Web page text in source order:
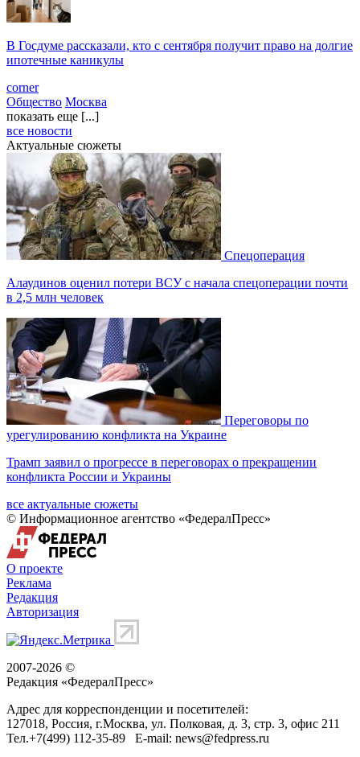
В Госдуме рассказали, кто с сентября получит право на долгие
ипотечные каникулы
corner
Общество Москва
показать еще [...]
все новости
Актуальные сюжеты
Спецоперация
Алаудинов оценил потери ВСУ с начала спецоперации почти
в 2,5 млн человек
Переговоры по
урегулированию конфликта на Украине
Трамп заявил о прогрессе в переговорах о прекращении
конфликта России и Украины
все актуальные сюжеты
© Информационное агентство «ФедералПресс»
О проекте
Реклама
Редакция
Авторизация
2007-2026 ©
Редакция «ФедералПресс»
Адрес для корреспонденции и посетителей:
127018, Россия, г.Москва, ул. Полковая, д. 3, стр. 3, офис 211
Тел.+7(499) 112-35-89 E-mail: news@fedpress.ru